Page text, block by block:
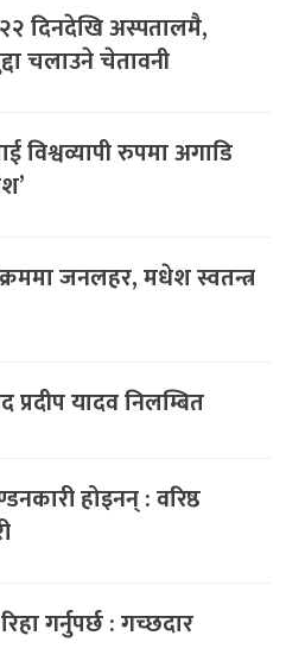
दिनदेखि अस्पतालमै,
चलाउने चेतावनी
रुपमा अगाडि
जनलहर, मधेश स्वतन्त्र
यादव निलम्बित
होइनन् : वरिष्ठ
गर्नुपर्छ : गच्छदार